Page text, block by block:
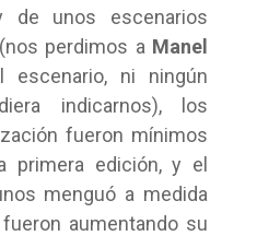
de unos escenarios
perdimos a Manel
escenario, ni ningún
indicarnos), los
fueron mínimos
primera edición, y el
menguó a medida
aumentando su